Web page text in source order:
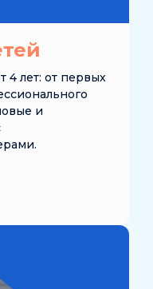
4 лет: от первых
и